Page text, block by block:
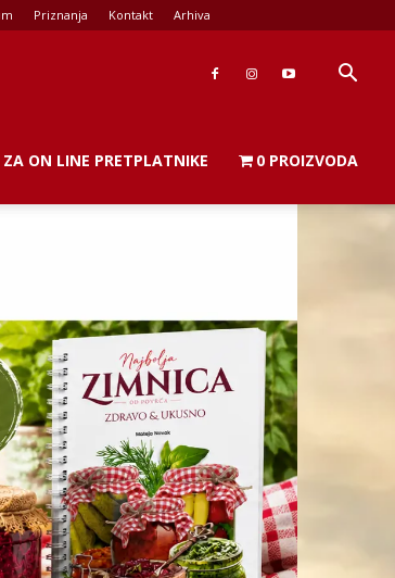
Priznanja Kontakt Arhiva
ON LINE PRETPLATNIKE 0 PROIZVODA